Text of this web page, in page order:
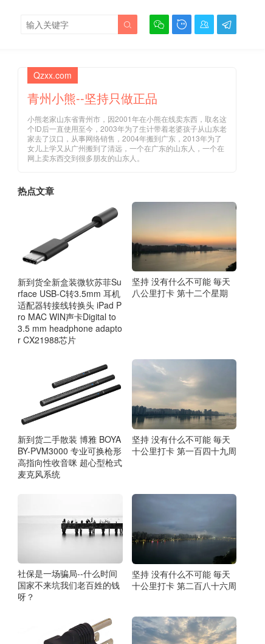
   

Qzxx.com
青州小熊--坚持只做正品
小熊老家山东省青州市，因2001年在小熊在线卖东西，取名这
个ID后一直使用至今，2003年为了生计带着老婆孩子从山东老
家去了汉口，从事网络销售，2004年搬到广东，2013年为了
女儿上学又从广州搬到了清远，一个在广东的山东人，一个在
网上卖东西交到很多朋友的山东人。
热点文章
新到货全新盒装微软苏菲Su
rface USB-C转3.5mm 耳机
适配器转接线转换头 iPad P
ro MAC WIN声卡Digital to
3.5 mm headphone adapto
r CX21988芯片
坚持 没有什么不可能 毎天
八公里打卡 第十二个星期
新到货二手散装 博雅 BOYA
BY-PVM3000 专业可换枪形
高指向性收音咪 超心型枪式
麦克风系统
坚持 没有什么不可能 毎天
十公里打卡 第一百四十九周
社保是一场骗局--什么时间
国家不来坑我们老百姓的钱
呀？
坚持 没有什么不可能 毎天
十公里打卡 第二百八十六周